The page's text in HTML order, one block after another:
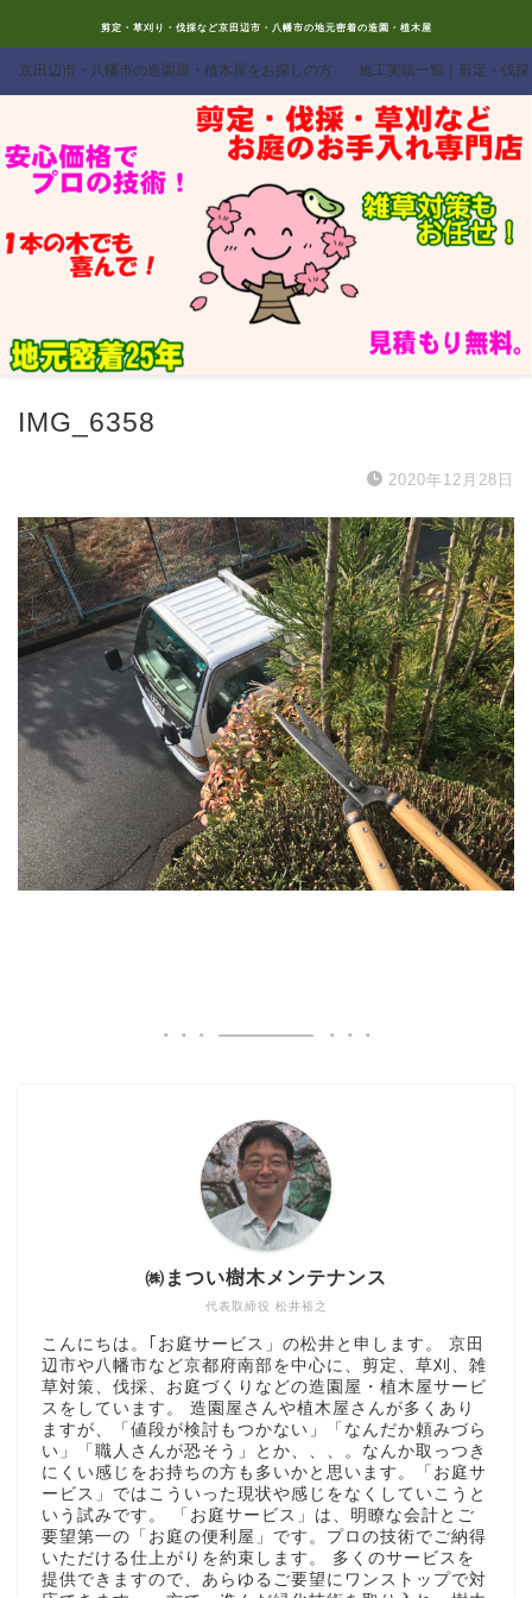
剪定・草刈り・伐採など京田辺市・八幡市の地元密着の造園・植木屋
京田辺市・八幡市の造園屋・植木屋をお探しの方 施工実績一覧｜剪定・伐
IMG_6358
2020年12月28日
代表取締役 松井裕之
㈱まつい樹木メンテナンス
こんにちは。｢お庭サービス」の松井と申します。 京田
辺市や八幡市など京都府南部を中心に、剪定、草刈、雑
草対策、伐採、お庭づくりなどの造園屋・植木屋サービ
スをしています。 造園屋さんや植木屋さんが多くあり
ますが、「値段が検討もつかない」「なんだか頼みづら
い」「職人さんが恐そう」とか、、、。なんか取っつき
にくい感じをお持ちの方も多いかと思います。「お庭サ
ービス」ではこういった現状や感じをなくしていこうと
いう試みです。 「お庭サービス」は、明瞭な会計とご
要望第一の「お庭の便利屋」です。プロの技術でご納得
いただける仕上がりを約束します。 多くのサービスを
提供できますので、あらゆるご要望にワンストップで対